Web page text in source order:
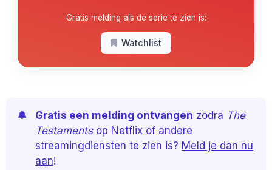
Gratis melding als de serie te zien is:
Watchlist
🔔 Gratis een melding ontvangen zodra The
Testamentsop Netflix of andere
streamingdiensten te zien is? Meld je dan nu
aan!